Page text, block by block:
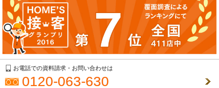
お電話での資料請求・お問い合わせは
0120-063-630